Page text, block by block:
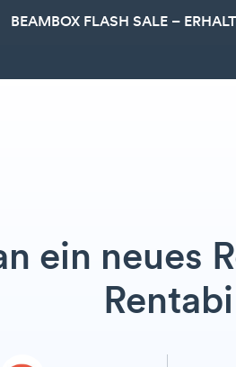
BEAMBOX FLASH SALE –
ein neues